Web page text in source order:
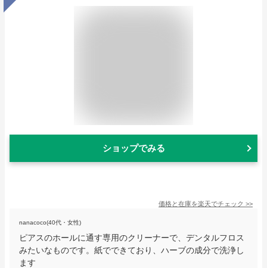
ショップでみる
価格と在庫を楽天でチェック >>
nanacoco(40代・女性)
ピアスのホールに通す専用のクリーナーで、デンタルフロス
みたいなものです。紙でできており、ハーブの成分で洗浄し
ます